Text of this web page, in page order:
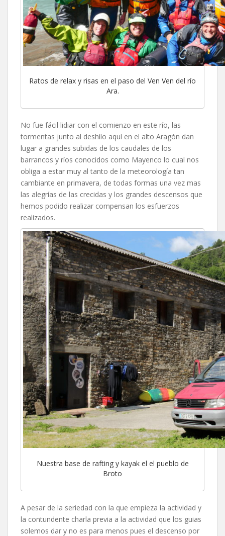
Ratos de relax y risas en el paso del Ven Ven del río
Ara.
No fue fácil lidiar con el comienzo en este río, las
tormentas junto al deshilo aquí en el alto Aragón dan
lugar a grandes subidas de los caudales de los
barrancos y ríos conocidos como Mayenco lo cual nos
obliga a estar muy al tanto de la meteorología tan
cambiante en primavera, de todas formas una vez mas
las alegrías de las crecidas y los grandes descensos que
hemos podido realizar compensan los esfuerzos
realizados.
Nuestra base de rafting y kayak el el pueblo de
Broto
A pesar de la seriedad con la que empieza la actividad y
la contundente charla previa a la actividad que los guias
solemos dar y no es para menos pues el descenso por